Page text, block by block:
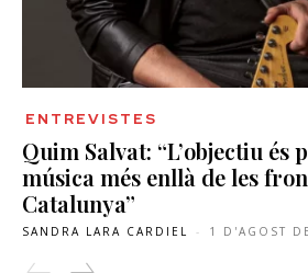
ENTREVISTES
Quim Salvat: “L’objectiu és
música més enllà de les
Catalunya”
SANDRA LARA CARDIEL - 1 D'AGOST